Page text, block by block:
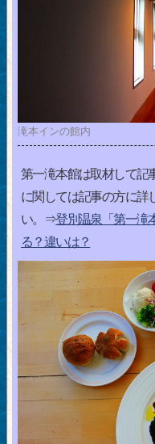
滝本インの館内
第一滝本館は取材して記
に関しては記事の方に詳
い。⇒登別温泉「第一滝
る？違いは？